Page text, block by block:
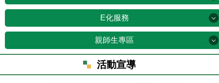
學校行政
E化服務
E化服務
親師生專區
親師生專區
活動宣導